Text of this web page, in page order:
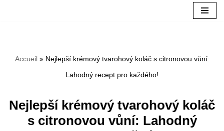
contenu
Accueil» Nejlepší krémový tvarohový koláč s citronovou vůní:
Lahodný recept pro každého!
Nejlepší krémový tvarohový koláč
s citronovou vůní: Lahodný